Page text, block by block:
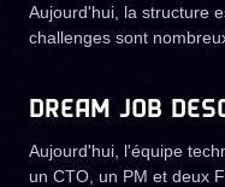
Aujourd'hui, la structure
challenges sont
DREAM JOB
Aujourd'hui, l'équipe
un CTO, un PM et deux